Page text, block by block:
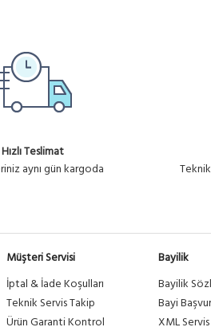
Hızlı Teslimat
aynı gün kargoda
Müşteri Servisi
İptal & İade Koşulları
Teknik Servis Takip
Ürün Garanti Kontrol
Bayilik
Bayilik
Bayi
XML